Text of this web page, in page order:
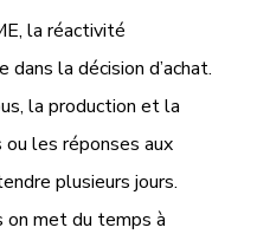
la réactivité
la décision d’achat.
la production et la
les réponses aux
plusieurs jours.
met du temps à